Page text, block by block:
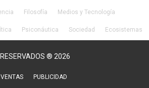
Filosofía Medios y Tecnología
Psiconáutica Sociedad Ecosistemas
® 2026
VENTAS PUBLICIDAD